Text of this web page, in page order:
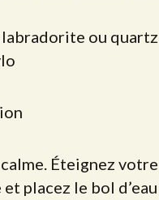
ou
Éteignez
placez le bol